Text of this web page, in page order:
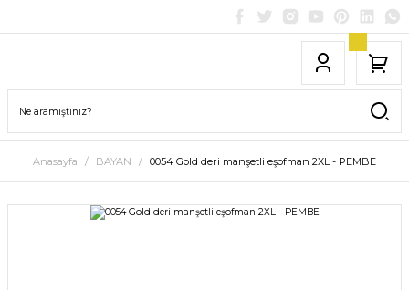
Anasayfa BAYAN 0054 Gold deri manşetli eşofman 2XL - PEMBE